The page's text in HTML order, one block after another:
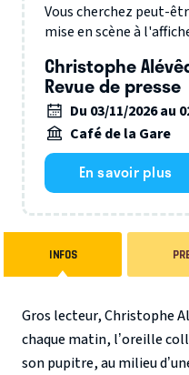
Vous cherchez peut-
mise en scène à
Christophe
Revue de presse
Du 03/11/2026 au
Café de la Gare
En savoir plus
INFOS
Gros lecteur, Christophe
chaque matin, l’oreille
son pupitre, au milieu